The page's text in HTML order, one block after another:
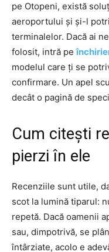
pe Otopeni, există
aeroportului și și-l
terminalelor. Dacă ai
folosit, intră pe
modelul care ți se
confirmare. Un apel
decât o pagină de
Cum citești
pierzi în ele
Recenziile sunt utile,
scot la lumină tiparul:
repetă. Dacă oamenii
sau, dimpotrivă, se
întârziate, acolo e